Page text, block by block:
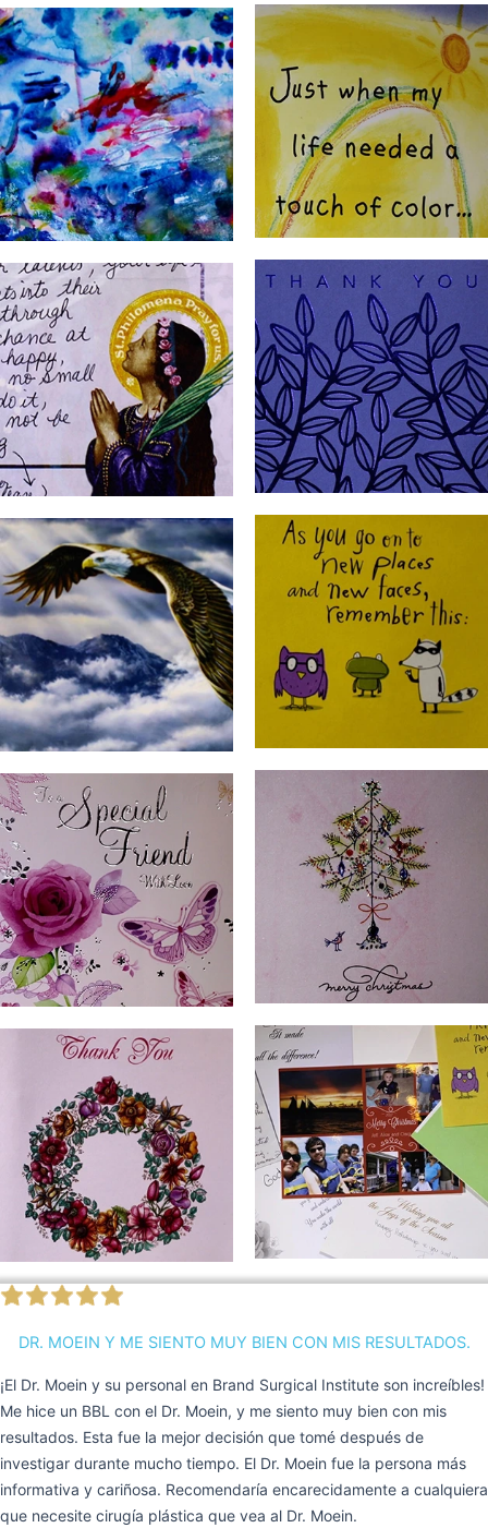
DR. MOEIN Y ME SIENTO MUY BIEN CON MIS RESULTADOS.
¡El Dr. Moein y su personal en Brand Surgical Institute son increíbles!
Me hice un BBL con el Dr. Moein, y me siento muy bien con mis
resultados. Esta fue la mejor decisión que tomé después de
investigar durante mucho tiempo. El Dr. Moein fue la persona más
informativa y cariñosa. Recomendaría encarecidamente a cualquiera
que necesite cirugía plástica que vea al Dr. Moein.